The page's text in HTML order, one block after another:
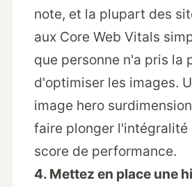
note, et la plupart des
aux Core Web Vitals
que personne n'a pris la
d'optimiser les images.
image hero
faire plonger l'intégralité
score de performance.
4. Mettez en place une